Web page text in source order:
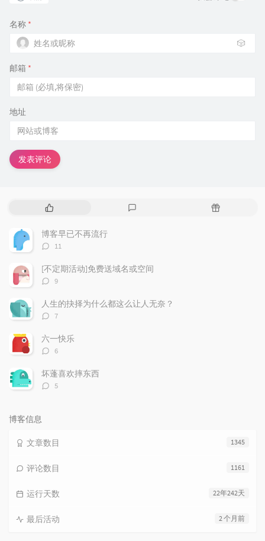
名称 *
🎲
邮箱 *
地址
发表评论
热
文
章
随
博客早已不再流行
评
数：
11
[不定期活动]免费送域名或空间
评
数：
9
人生的抉择为什么都这么让人无奈？
评
数：
7
六一快乐
评
数：
6
坏蓬喜欢摔东西
评
5
博客信息
1345
文章数目
1161
评论数目
22年242天
运行天数
2 个月前
最后活动